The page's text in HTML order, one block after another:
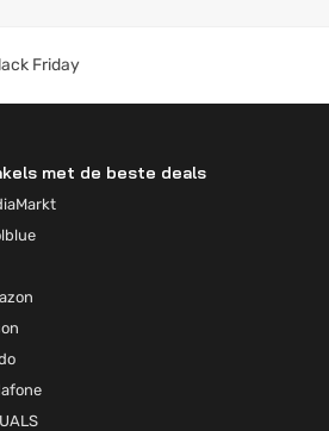
Friday
met de beste deals